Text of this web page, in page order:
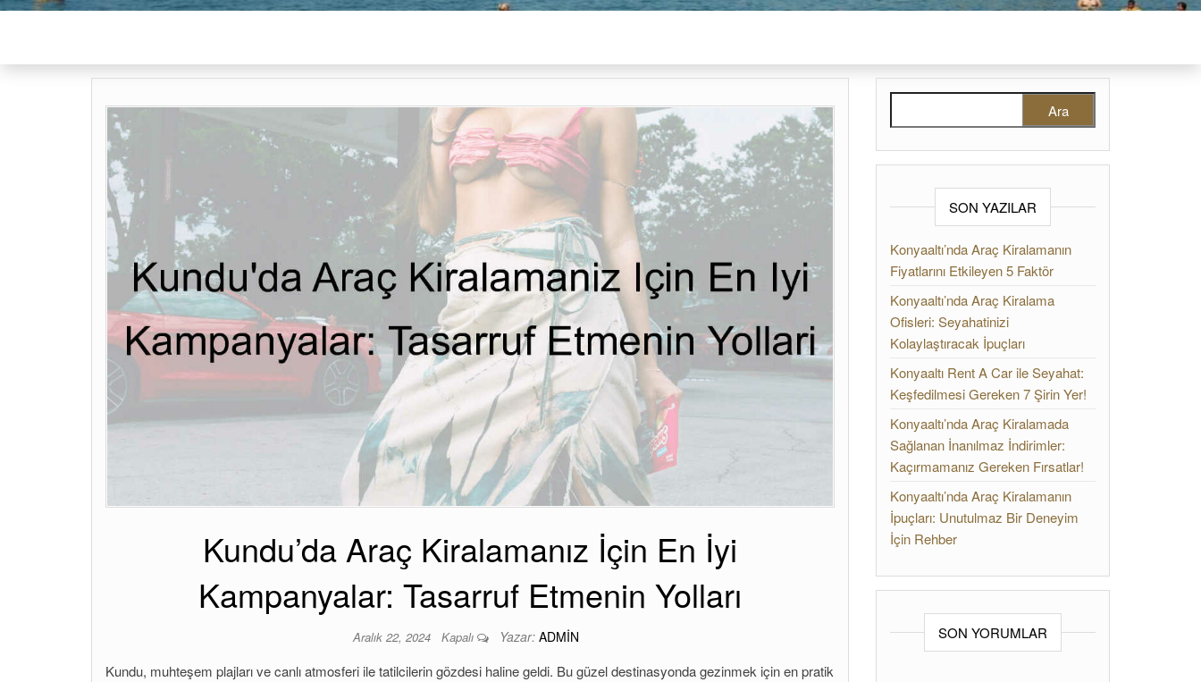
Kundu’da Araç Kiralamanız İçin En İyi
Kampanyalar: Tasarruf Etmenin Yolları
Aralık 22, 2024 Kapalı Yazar: ADMIN
Kundu, muhteşem plajları ve canlı atmosferi ile tatilcilerin gözdesi haline geldi. Bu güzel destinasyonda gezinmek için en pratik
SON YAZILAR
Konyaaltı’nda Araç Kiralamanın
Fiyatlarını Etkileyen 5 Faktör
Konyaaltı’nda Araç Kiralama
Ofisleri: Seyahatinizi
Kolaylaştıracak İpuçları
Konyaaltı Rent A Car ile Seyahat:
Keşfedilmesi Gereken 7 Şirin Yer!
Konyaaltı’nda Araç Kiralamada
Sağlanan İnanılmaz İndirimler:
Kaçırmamanız Gereken Fırsatlar!
Konyaaltı’nda Araç Kiralamanın
İpuçları: Unutulmaz Bir Deneyim
İçin Rehber
SON YORUMLAR